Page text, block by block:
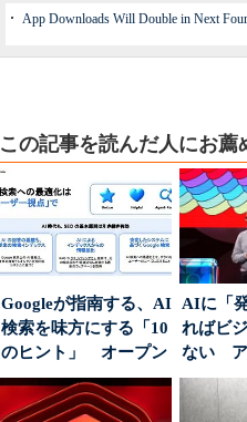
App Downloads Will Double in Next Four
この記事を読んだ人にお薦
Googleが指南する、AI
検索を味方にする「10
のヒント」 オープン
ハウスでは...
AIに「
ればビ
ない ア
った、